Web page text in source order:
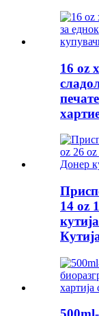
16 oz
14 oz